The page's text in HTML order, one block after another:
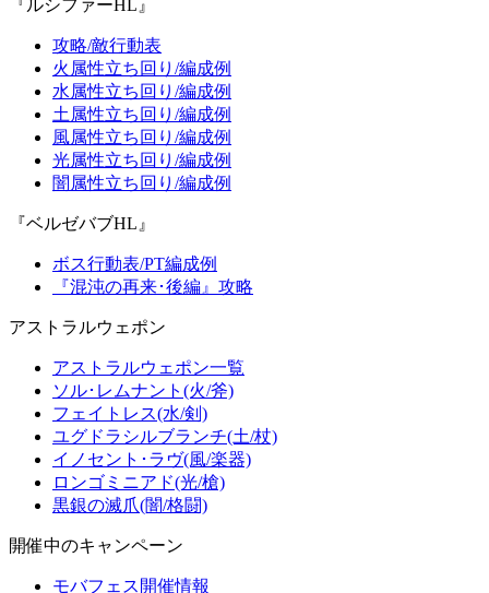
『ルシファーHL』
攻略/敵行動表
火属性立ち回り/編成例
水属性立ち回り/編成例
土属性立ち回り/編成例
風属性立ち回り/編成例
光属性立ち回り/編成例
闇属性立ち回り/編成例
『ベルゼバブHL』
ボス行動表/PT編成例
『混沌の再来･後編』攻略
アストラルウェポン
アストラルウェポン一覧
ソル･レムナント(火/斧)
フェイトレス(水/剣)
ユグドラシルブランチ(土/杖)
イノセント･ラヴ(風/楽器)
ロンゴミニアド(光/槍)
黒銀の滅爪(闇/格闘)
開催中のキャンペーン
モバフェス開催情報